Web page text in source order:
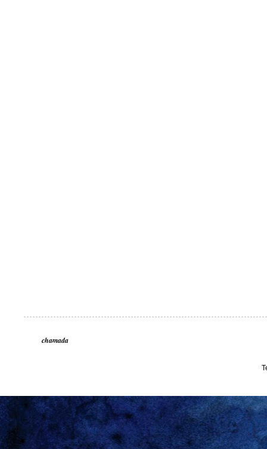
chamada